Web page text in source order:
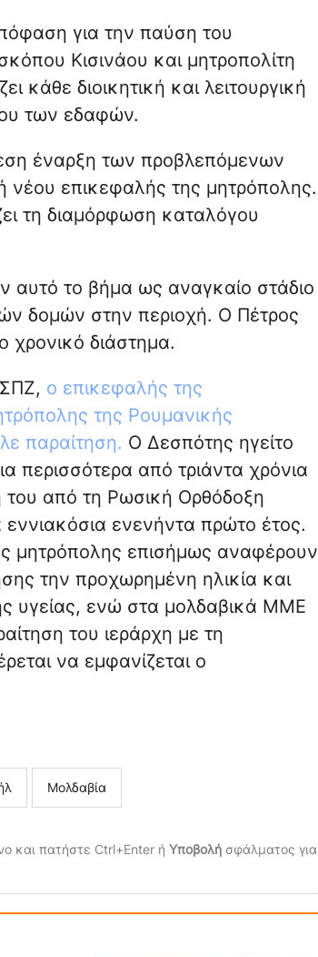
για την παύση του
Κισινάου και μητροπολίτη
κάθε διοικητική και λειτουργική
των εδαφών.
έναρξη των προβλεπόμενων
νέου επικεφαλής της μητρόπολης.
τη διαμόρφωση καταλόγου
αυτό το βήμα ως αναγκαίο στάδιο
δομών στην περιοχή. Ο Πέτρος
χρονικό διάστημα.
ο επικεφαλής της
της Ρουμανικής
παραίτηση. Ο Δεσπότης ηγείτο
περισσότερα από τριάντα χρόνια
του από τη Ρωσική Ορθόδοξη
εννιακόσια ενενήντα πρώτο έτος.
μητρόπολης επισήμως αναφέρουν
την προχωρημένη ηλικία και
υγείας, ενώ στα μολδαβικά ΜΜΕ
του ιεράρχη με τη
να εμφανίζεται ο
Μολδαβία
και πατήστε Ctrl+Enter ή Υποβολήσφάλματος για